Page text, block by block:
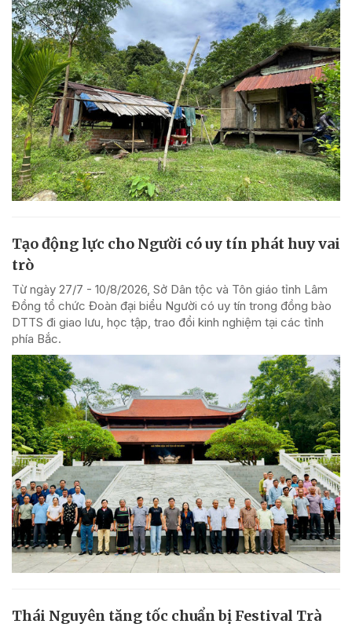
Tạo động lực cho Người có uy tín phát huy vai
trò
Từ ngày 27/7 - 10/8/2026, Sở Dân tộc và Tôn giáo tỉnh Lâm
Đồng tổ chức Đoàn đại biểu Người có uy tín trong đồng bào
DTTS đi giao lưu, học tập, trao đổi kinh nghiệm tại các tỉnh
phía Bắc.
Thái Nguyên tăng tốc chuẩn bị Festival Trà